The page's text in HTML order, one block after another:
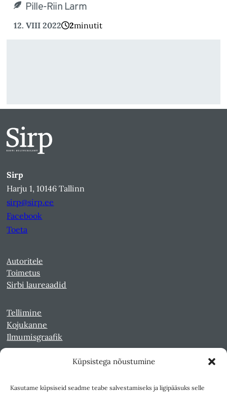
Küpsistega nõustumine
Kasutame küpsiseid seadme teabe salvestamiseks ja ligipääsuks selle
Pille-Riin Larm
12. VIII 2022 2minutit
Sirp
Harju 1, 10146 Tallinn
sirp@sirp.ee
Facebook
Toeta
Autoritele
Toimetus
Sirbi laureaadid
Tellimine
Kojukanne
Ilmumisgraafik
Kultuurileht 1994-1997